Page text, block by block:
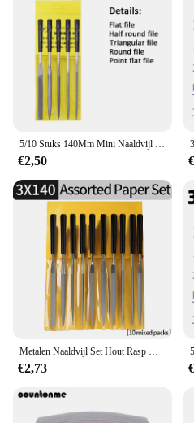
5/10 Stuks 140Mm Mini Naaldvijl Set Diy Hout Rasp Vijl Naald Sieraden Polijsten Snijwerk Diamantvijl Handig Gereedschap Keramische Ambachten
€2,50
Metalen Naaldvijl Set Hout Rasp Metal Polishin Hand Filetools Stalen Rasp Needl Filin Voor Metaal Las Steen Hout Carvin Handgereedschap
€2,73